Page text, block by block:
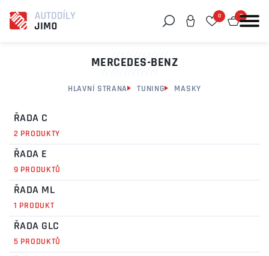
0 0
MERCEDES-BENZ
HLAVNÍ STRANA TUNING MASKY
ŘADA C
2 PRODUKTY
ŘADA E
9 PRODUKTŮ
ŘADA ML
1 PRODUKT
ŘADA GLC
5 PRODUKTŮ